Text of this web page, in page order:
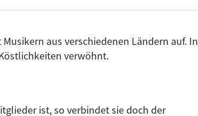
aus verschiedenen Ländern auf. In
verwöhnt.
ist, so verbindet sie doch der